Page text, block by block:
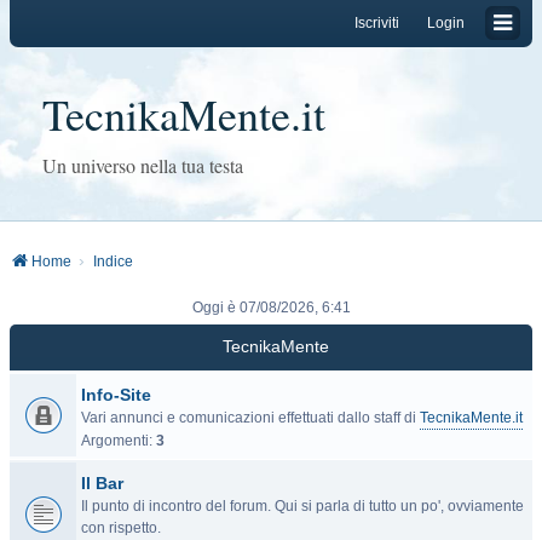
Login
Iscriviti
TecnikaMente.it
Un universo nella tua testa
Home Indice
Oggi è 07/08/2026, 6:41
TecnikaMente
Info-Site
Vari annunci e comunicazioni effettuati dallo staff di TecnikaMente.it
Argomenti: 3
Il Bar
Il punto di incontro del forum. Qui si parla di tutto un po', ovviamente
con rispetto.